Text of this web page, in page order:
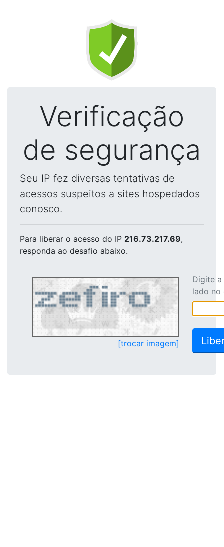
Verificação
de segurança
Seu IP fez diversas tentativas de
acessos suspeitos a sites hospedados
conosco.
Para liberar o acesso do IP 216.73.217.69,
responda ao desafio abaixo.
[trocar imagem]
Digite
lado no